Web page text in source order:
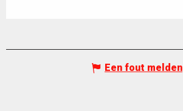
Een fout melden